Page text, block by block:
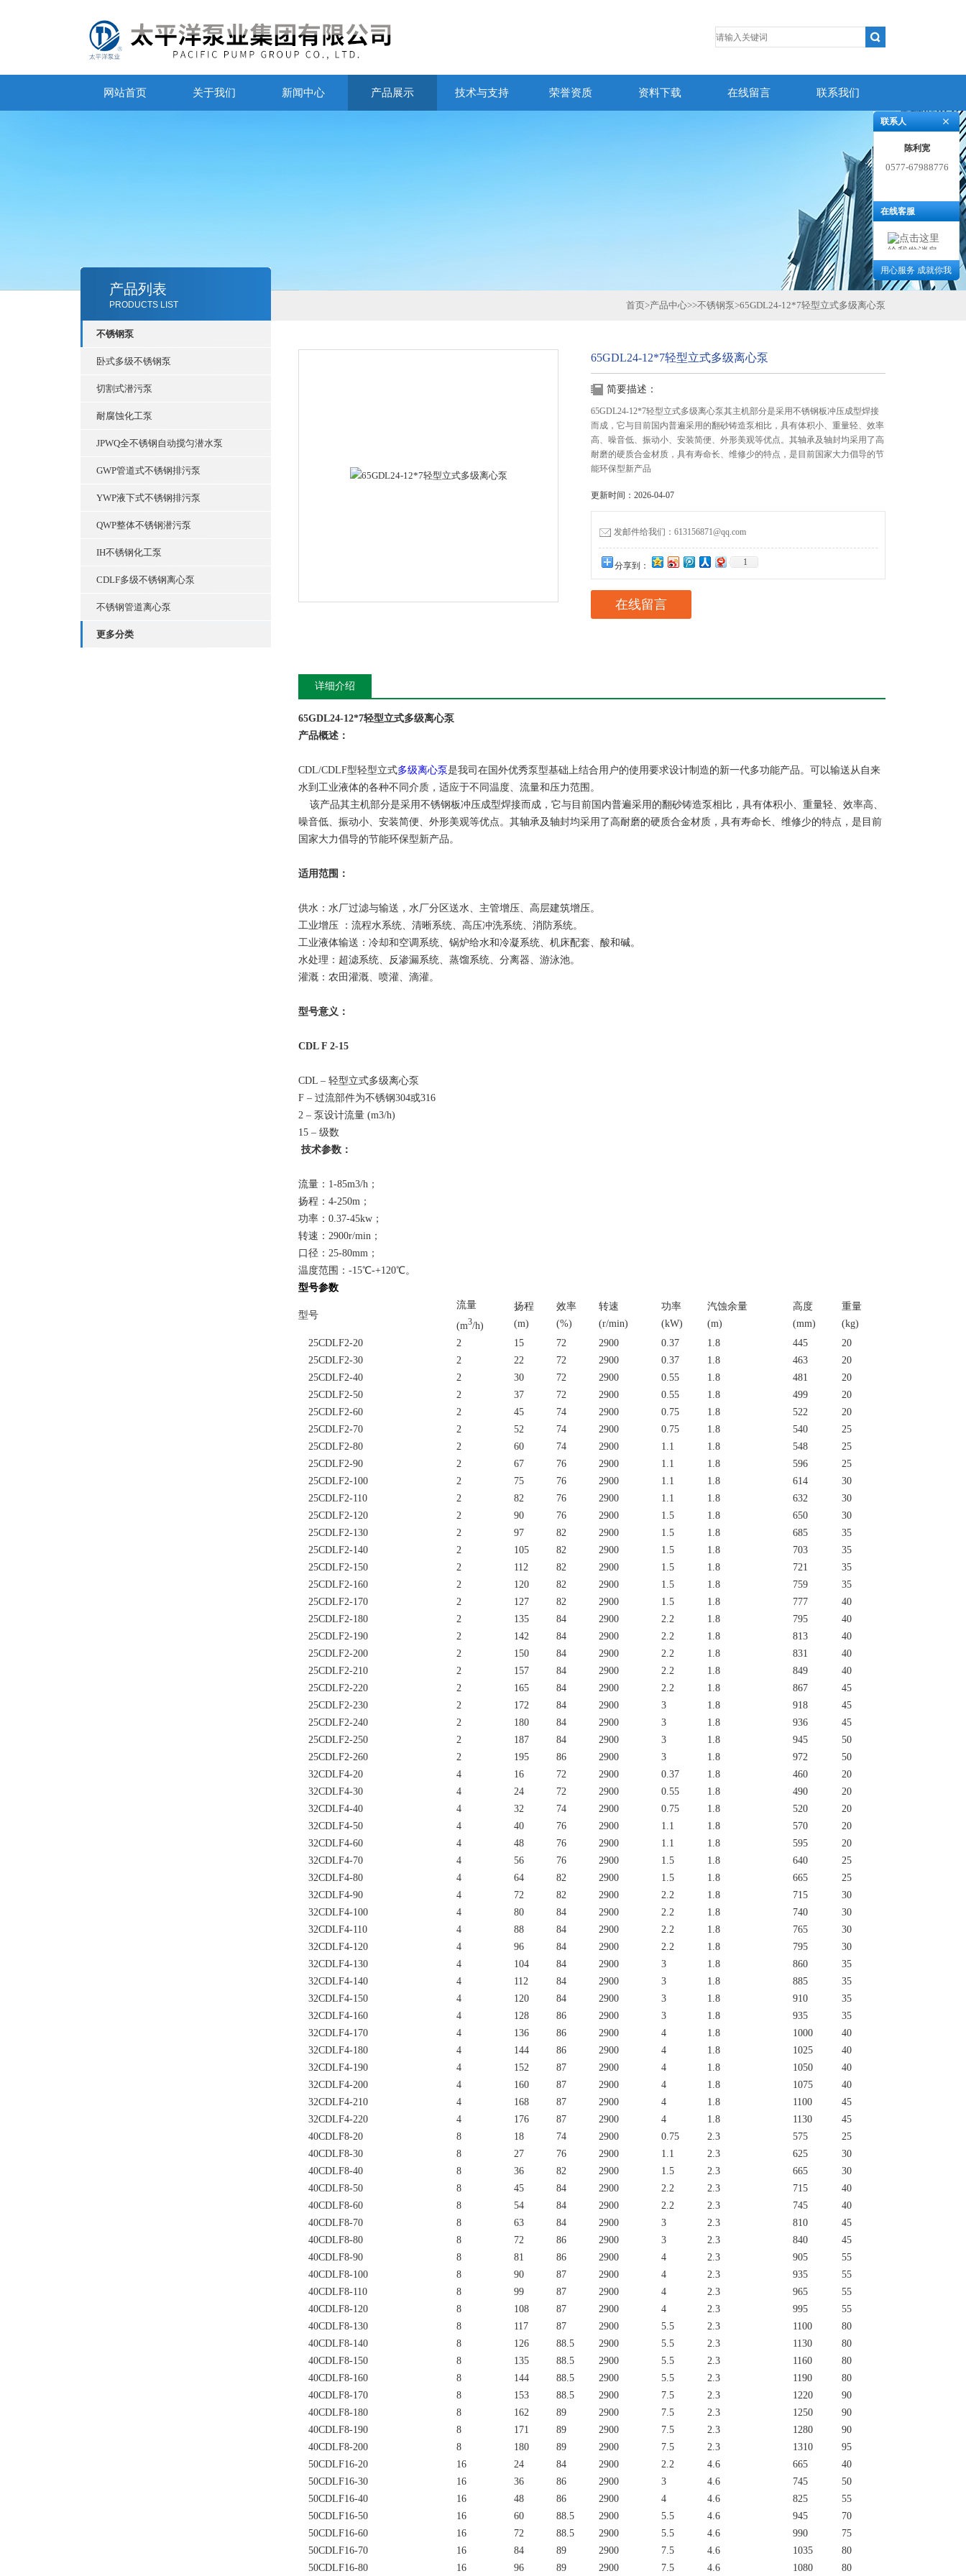
网站首页 关于我们 新闻中心 产品展示 技术与支持 荣誉资质 资料下载 在线留言 联系我们
产品列表
PRODUCTS LIST
不锈钢泵
卧式多级不锈钢泵
切割式潜污泵
耐腐蚀化工泵
JPWQ全不锈钢自动搅匀潜水泵
GWP管道式不锈钢排污泵
YWP液下式不锈钢排污泵
QWP整体不锈钢潜污泵
IH不锈钢化工泵
CDLF多级不锈钢离心泵
不锈钢管道离心泵
更多分类
首页>产品中心>>不锈钢泵>65GDL24-12*7轻型立式多级离心泵
65GDL24-12*7轻型立式多级离心泵
简要描述：
65GDL24-12*7轻型立式多级离心泵其主机部分是采用不锈钢板冲压成型焊接
而成，它与目前国内普遍采用的翻砂铸造泵相比，具有体积小、重量轻、效率
高、噪音低、振动小、安装简便、外形美观等优点。其轴承及轴封均采用了高
耐磨的硬质合金材质，具有寿命长、维修少的特点，是目前国家大力倡导的节
能环保型新产品
更新时间：2026-04-07
发邮件给我们：613156871@qq.com
分享到： 1
在线留言
详细介绍
65GDL24-12*7轻型立式多级离心泵
产品概述：
CDL/CDLF型轻型立式多级离心泵是我司在国外优秀泵型基础上结合用户的使用要求设计制造的新一代多功能产品。可以输送从自来
水到工业液体的各种不同介质，适应于不同温度、流量和压力范围。
该产品其主机部分是采用不锈钢板冲压成型焊接而成，它与目前国内普遍采用的翻砂铸造泵相比，具有体积小、重量轻、效率高、
噪音低、振动小、安装简便、外形美观等优点。其轴承及轴封均采用了高耐磨的硬质合金材质，具有寿命长、维修少的特点，是目前
国家大力倡导的节能环保型新产品。
适用范围：
供水：水厂过滤与输送，水厂分区送水、主管增压、高层建筑增压。
工业增压 ：流程水系统、清晰系统、高压冲洗系统、消防系统。
工业液体输送：冷却和空调系统、锅炉给水和冷凝系统、机床配套、酸和碱。
水处理：超滤系统、反渗漏系统、蒸馏系统、分离器、游泳池。
灌溉：农田灌溉、喷灌、滴灌。
型号意义：
CDL F 2-15
CDL – 轻型立式多级离心泵
F – 过流部件为不锈钢304或316
2 – 泵设计流量 (m3/h)
15 – 级数
技术参数：
流量：1-85m3/h；
扬程：4-250m；
功率：0.37-45kw；
转速：2900r/min；
口径：25-80mm；
温度范围：-15℃-+120℃。
型号参数
型号
流量
(m3/h)
扬程
(m)
效率
(%)
转速
(r/min)
功率
(kW)
汽蚀余量
(m)
高度
(mm)
重量
(kg)
25CDLF2-20
2 15 72 2900 0.37 1.8 445
20
25CDLF2-30
2 22 72 2900 0.37 1.8 463
20
25CDLF2-40
2 30 72 2900 0.55 1.8 481
20
25CDLF2-50
2 37 72 2900 0.55 1.8 499
20
25CDLF2-60
2 45 74 2900 0.75 1.8 522
20
25CDLF2-70
2 52 74 2900 0.75 1.8 540
25
25CDLF2-80
2 60 74 2900 1.1 1.8 548
25
25CDLF2-90
2 67 76 2900 1.1 1.8 596
25
25CDLF2-100
2 75 76 2900 1.1 1.8 614
30
25CDLF2-110
2 82 76 2900 1.1 1.8 632
30
25CDLF2-120
2 90 76 2900 1.5 1.8 650
30
25CDLF2-130
2 97 82 2900 1.5 1.8 685
35
25CDLF2-140
2 105 82 2900 1.5 1.8 703
35
25CDLF2-150
2 112 82 2900 1.5 1.8 721
35
25CDLF2-160
2 120 82 2900 1.5 1.8 759
35
25CDLF2-170
2 127 82 2900 1.5 1.8 777
40
25CDLF2-180
2 135 84 2900 2.2 1.8 795
40
25CDLF2-190
2 142 84 2900 2.2 1.8 813
40
25CDLF2-200
2 150 84 2900 2.2 1.8 831
40
25CDLF2-210
2 157 84 2900 2.2 1.8 849
40
25CDLF2-220
2 165 84 2900 2.2 1.8 867
45
25CDLF2-230
2 172 84 2900 3 1.8 918
45
25CDLF2-240
2 180 84 2900 3 1.8 936
45
25CDLF2-250
2 187 84 2900 3 1.8 945
50
25CDLF2-260
2 195 86 2900 3 1.8 972
50
32CDLF4-20
4 16 72 2900 0.37 1.8 460
20
32CDLF4-30
4 24 72 2900 0.55 1.8 490
20
32CDLF4-40
4 32 74 2900 0.75 1.8 520
20
32CDLF4-50
4 40 76 2900 1.1 1.8 570
20
32CDLF4-60
4 48 76 2900 1.1 1.8 595
20
32CDLF4-70
4 56 76 2900 1.5 1.8 640
25
32CDLF4-80
4 64 82 2900 1.5 1.8 665
25
32CDLF4-90
4 72 82 2900 2.2 1.8 715
30
32CDLF4-100
4 80 84 2900 2.2 1.8 740
30
32CDLF4-110
4 88 84 2900 2.2 1.8 765
30
32CDLF4-120
4 96 84 2900 2.2 1.8 795
30
32CDLF4-130
4 104 84 2900 3 1.8 860
35
32CDLF4-140
4 112 84 2900 3 1.8 885
35
32CDLF4-150
4 120 84 2900 3 1.8 910
35
32CDLF4-160
4 128 86 2900 3 1.8 935
35
32CDLF4-170
4 136 86 2900 4 1.8 1000
40
32CDLF4-180
4 144 86 2900 4 1.8 1025
40
32CDLF4-190
4 152 87 2900 4 1.8 1050
40
32CDLF4-200
4 160 87 2900 4 1.8 1075
40
32CDLF4-210
4 168 87 2900 4 1.8 1100
45
32CDLF4-220
4 176 87 2900 4 1.8 1130
45
40CDLF8-20
8 18 74 2900 0.75 2.3 575
25
40CDLF8-30
8 27 76 2900 1.1 2.3 625
30
40CDLF8-40
8 36 82 2900 1.5 2.3 665
30
40CDLF8-50
8 45 84 2900 2.2 2.3 715
40
40CDLF8-60
8 54 84 2900 2.2 2.3 745
40
40CDLF8-70
8 63 84 2900 3 2.3 810
45
40CDLF8-80
8 72 86 2900 3 2.3 840
45
40CDLF8-90
8 81 86 2900 4 2.3 905
55
40CDLF8-100
8 90 87 2900 4 2.3 935
55
40CDLF8-110
8 99 87 2900 4 2.3 965
55
40CDLF8-120
8 108 87 2900 4 2.3 995
55
40CDLF8-130
8 117 87 2900 5.5 2.3 1100
80
40CDLF8-140
8 126 88.5 2900 5.5 2.3 1130
80
40CDLF8-150
8 135 88.5 2900 5.5 2.3 1160
80
40CDLF8-160
8 144 88.5 2900 5.5 2.3 1190
80
40CDLF8-170
8 153 88.5 2900 7.5 2.3 1220
90
40CDLF8-180
8 162 89 2900 7.5 2.3 1250
90
40CDLF8-190
8 171 89 2900 7.5 2.3 1280
90
40CDLF8-200
8 180 89 2900 7.5 2.3 1310
95
50CDLF16-20
16 24 84 2900 2.2 4.6 665
40
50CDLF16-30
16 36 86 2900 3 4.6 745
50
50CDLF16-40
16 48 86 2900 4 4.6 825
55
50CDLF16-50
16 60 88.5 2900 5.5 4.6 945
70
50CDLF16-60
16 72 88.5 2900 5.5 4.6 990
75
50CDLF16-70
16 84 89 2900 7.5 4.6 1035
80
50CDLF16-80
16 96 89 2900 7.5 4.6 1080 80
联系人
陈利宽
0577-67988776
在线客服
用心服务 成就你我